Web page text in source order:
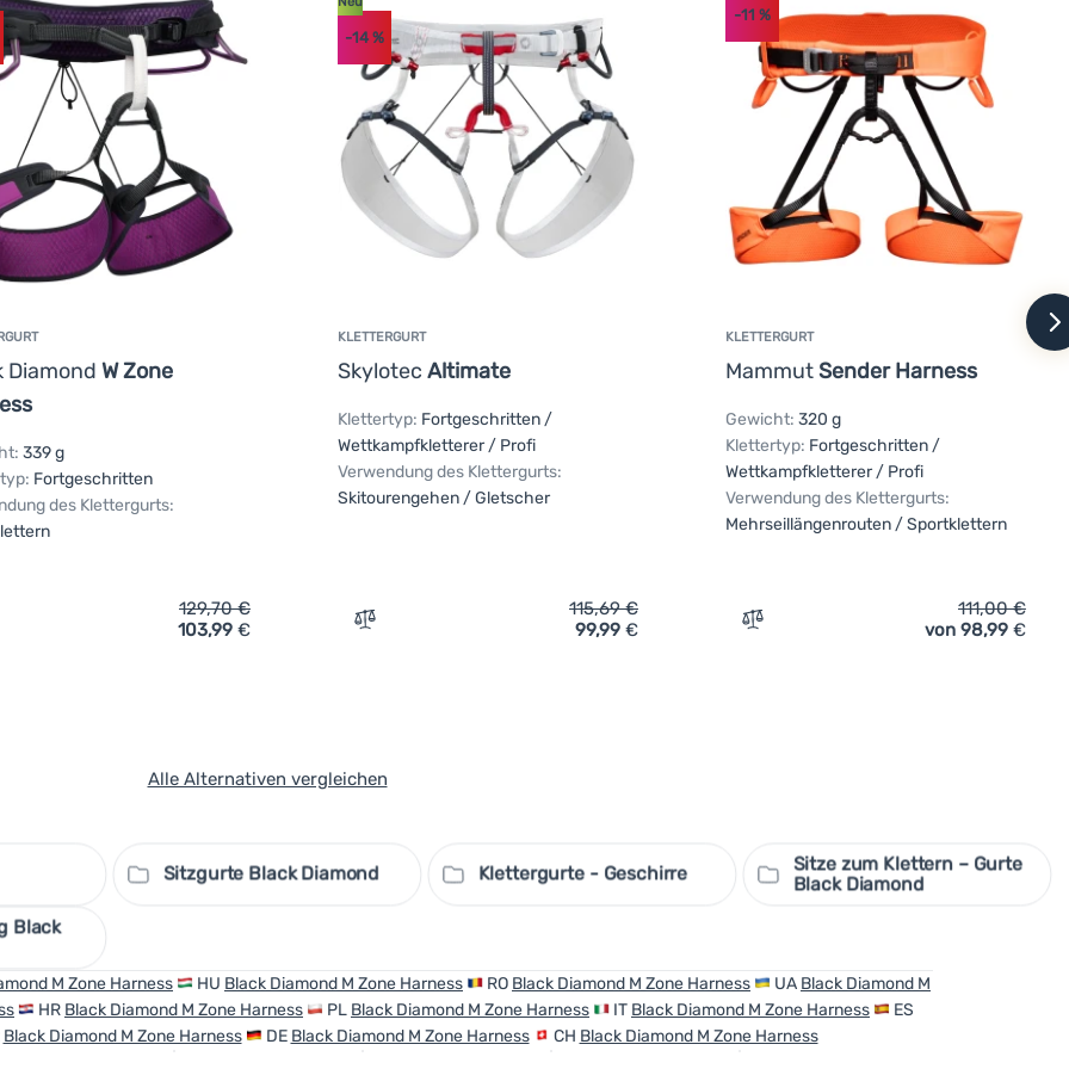
Diamond W Zone
339 g
Fortgeschritten
des Klettergurts:
129,70€
103,99 €
KLETTERGURT
Skylotec Altimate
-14 %
Klettertyp: Fortgeschritten /
Wettkampfkletterer / Profi
Verwendung des Klettergurts:
Skitourengehen / Gletscher
Vergleichen
115,69€
99,99 €
KLETTERGURT
MammutSender Harness
-11 %
Gewicht: 320 g
Klettertyp: Fortgeschritten /
Wettkampfkletterer / Profi
Verwendung des Klettergurts:
Mehrseillängenrouten / Sportklettern
Vergleichen
111,00€
von 98,99 €
Alle Alternativen vergleichen
Sitzgurte Black Diamond Klettergurte - Geschirre Sitze zum Klettern – Gurte
Black Diamond
Black
M Zone Harness HU Black Diamond M Zone Harness RO Black Diamond M Zone Harness UA Black Diamond M
HR Black Diamond M Zone Harness PL Black Diamond M Zone Harness IT Black Diamond M Zone Harness
ES
Black Diamond M Zone Harness DE Black Diamond M Zone Harness CH Black Diamond M Zone Harness